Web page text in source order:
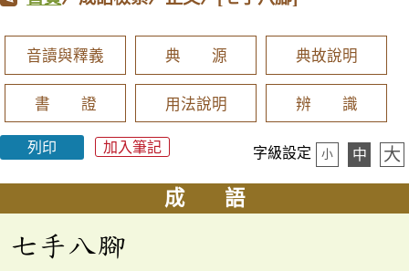
音讀與釋義 典 源 典故說明
書 證 用法說明 辨 識
列印 加入筆記 字級設定 小 中 大
成 語
七手八腳